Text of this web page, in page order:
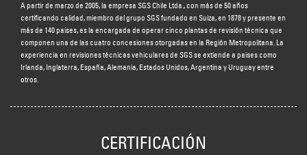
A partir de marzo de 2005, la empresa SGS Chile Ltda., con más de 50 años
certificando calidad, miembro del grupo SGS fundado en Suiza, en 1878 y presente en
más de 140 países, es la encargada de operar cinco plantas de revisión técnica que
componen una de las cuatro concesiones otorgadas en la Región Metropolitana. La
experiencia en revisiones técnicas vehiculares de SGS se extiende a países como
Irlanda, Inglaterra, España, Alemania, Estados Unidos, Argentina y Uruguay entre
otros.
CERTIFICACIÓN